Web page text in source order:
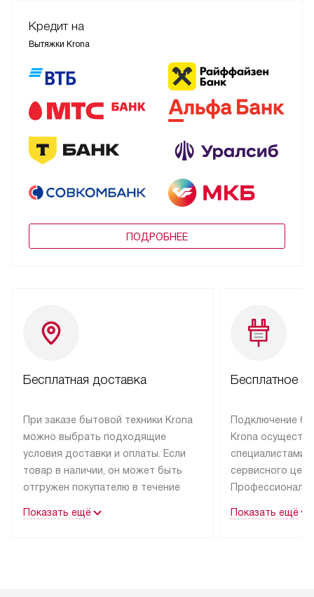
Кредит на
Вытяжки Krona
ПОДРОБНЕЕ
Бесплатная доставка
При заказе бытовой техники Krona
можно выбрать подходящие
условия доставки и оплаты. Если
товар в наличии, он может быть
отгружен покупателю в течение
Показать ещё
Бесплатное
Подключение
Krona
специалистами
сервисного
эксплуатации
Показать ещё